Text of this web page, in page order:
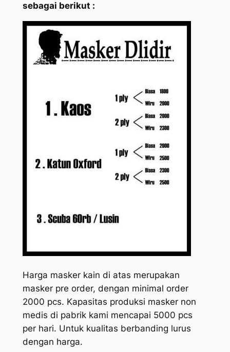
sebagai berikut :
Harga masker kain di atas merupakan
masker pre order, dengan minimal order
2000 pcs. Kapasitas produksi masker non
medis di pabrik kami mencapai 5000 pcs
per hari. Untuk kualitas berbanding lurus
dengan harga.